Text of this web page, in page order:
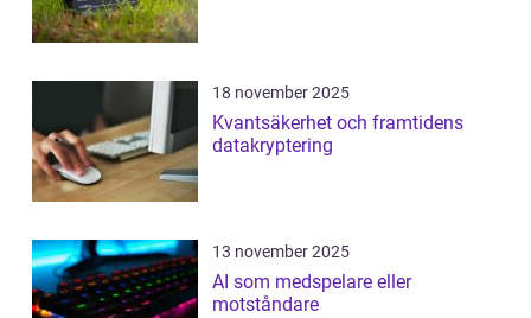
18 november 2025
Kvantsäkerhet och framtidens
datakryptering
13 november 2025
AI som medspelare eller
motståndare